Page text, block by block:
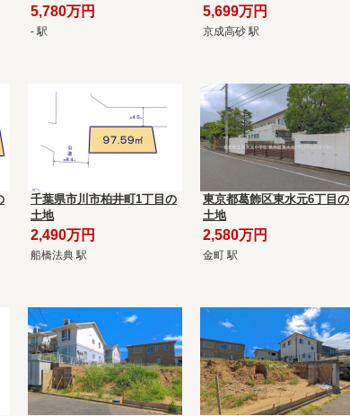
5,780万円
- 駅
5,699万円
京成高砂 駅
千葉県市川市柏井町1丁目の
土地
2,490万円
船橋法典 駅
東京都葛飾区東水元6丁目の
土地
2,580万円
金町 駅